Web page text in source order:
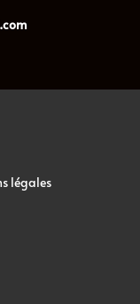
légales